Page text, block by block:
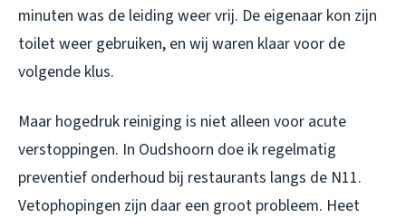
minuten was de leiding weer vrij. De eigenaar kon zijn
toilet weer gebruiken, en wij waren klaar voor de
volgende klus.
Maar hogedruk reiniging is niet alleen voor acute
verstoppingen. In Oudshoorn doe ik regelmatig
preventief onderhoud bij restaurants langs de N11.
Vetophopingen zijn daar een groot probleem. Heet